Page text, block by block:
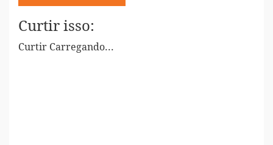
Curtir isso:
Curtir Carregando...